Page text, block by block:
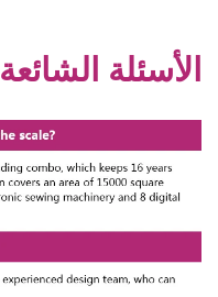
الأسئلة الشائعة